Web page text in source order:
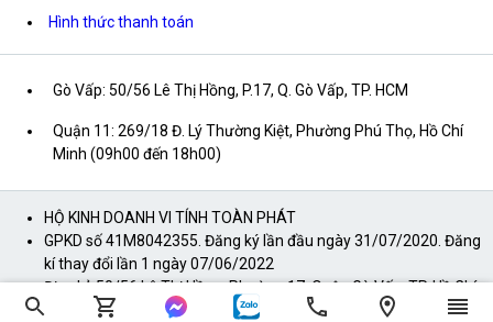
Hình thức thanh toán
Gò Vấp: 50/56 Lê Thị Hồng, P.17, Q. Gò Vấp, TP. HCM
Quận 11: 269/18 Đ. Lý Thường Kiệt, Phường Phú Thọ, Hồ Chí
Minh (09h00 đến 18h00)
HỘ KINH DOANH VI TÍNH TOÀN PHÁT
GPKD số 41M8042355. Đăng ký lần đầu ngày 31/07/2020. Đăng
kí thay đổi lần 1 ngày 07/06/2022
Địa chỉ: 50/56 Lê Thị Hồng, Phường 17, Quận Gò Vấp, TP. Hồ Chí